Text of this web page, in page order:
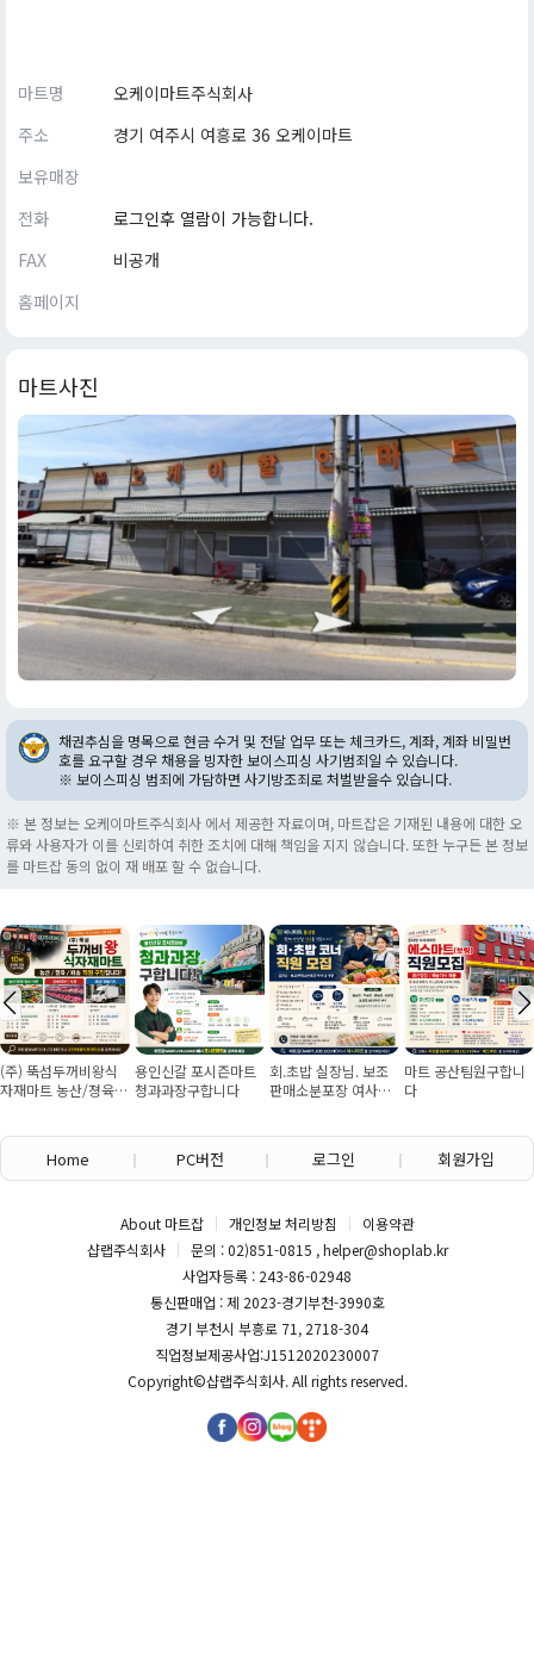
마트명
오케이마트주식회사
주소
경기 여주시 여흥로 36 오케이마트
보유매장
전화
로그인후 열람이 가능합니다.
FAX
비공개
홈페이지
마트사진
채권추심을 명목으로 현금 수거 및 전달 업무 또는 체크카드, 계좌, 계좌 비밀번
호를 요구할 경우 채용을 빙자한 보이스피싱 사기범죄일 수 있습니다.
※ 보이스피싱 범죄에 가담하면 사기방조죄로 처벌받을수 있습니다.
※ 본 정보는 오케이마트주식회사 에서 제공한 자료이며, 마트잡은 기재된 내용에 대한 오
류와 사용자가 이를 신뢰하여 취한 조치에 대해 책임을 지지 않습니다. 또한 누구든 본 정보
를 마트잡 동의 없이 재 배포 할 수 없습니다.
용인신갈 포시즌마트
청과과장구합니다
회.초밥 실장님. 보조
판매소분포장 여사님
마트 공산팀원구합니
다
사조그룹 식자재왕도
매마트 마포점 직원 모
Home PC버전 로그인 회원가입
About 마트잡 개인정보 처리방침
이용약관
샵랩주식회사
문의 : 02)851-0815 , helper@shoplab.kr
사업자등록 : 243-86-02948
통신판매업 : 제 2023-경기부천-3990호
경기 부천시 부흥로 71, 2718-304
직업정보제공사업:J1512020230007
Copyright©샵랩주식회사. All rights reserved.